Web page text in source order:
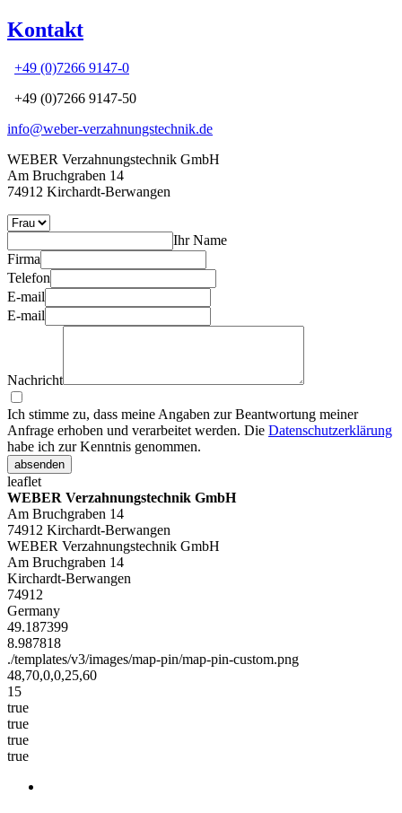
Kontakt
+49 (0)7266 9147-0
+49 (0)7266 9147-50
info@weber-verzahnungstechnik.de
WEBER Verzahnungstechnik GmbH
Am Bruchgraben 14
74912 Kirchardt-Berwangen
Ihr Name
Firma
Telefon
E-mail
E-mail
Nachricht
Ich stimme zu, dass meine Angaben zur Beantwortung meiner
Anfrage erhoben und verarbeitet werden. Die Datenschutzerklärung
habe ich zur Kenntnis genommen.
absenden
leaflet
WEBER Verzahnungstechnik GmbH
Am Bruchgraben 14
74912 Kirchardt-Berwangen
WEBER Verzahnungstechnik GmbH
Am Bruchgraben 14
Kirchardt-Berwangen
74912
Germany
49.187399
8.987818
./templates/v3/images/map-pin/map-pin-custom.png
48,70,0,0,25,60
15
true
true
true
true